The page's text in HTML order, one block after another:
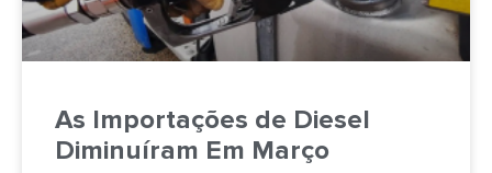
As Importações de Diesel
Diminuíram Em Março